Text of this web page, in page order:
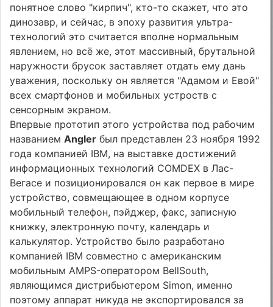
понятное слово "кирпич", кто-то скажет, что это
динозавр, и сейчас, в эпоху развития ультра-
технологий это считается вполне нормальным
явлением, но всё же, этот массивный, брутальной
наружности брусок заставляет отдать ему дань
уважения, поскольку он является "Адамом и Евой"
всех смартфонов и мобильных устроств с
сенсорным экраном.
Впервые прототип этого устройства под рабочим
названиемAngler был представлен 23 ноября 1992
года компанией IBM, на выставке достижений
информационных технологий COMDEX в Лас-
Вегасе и позиционировался он как первое в мире
устрoйство, совмещающее в одном корпусе
мобильный телефон, пэйджер, факс, записную
книжку, электронную почту, календарь и
калькулятор. Устройство было разработано
компанией IBM совместно с американским
мобильным AMPS-оператором BellSouth,
являющимся дистрибьютером Simon, именно
поэтому аппарат никуда не экспортировался за